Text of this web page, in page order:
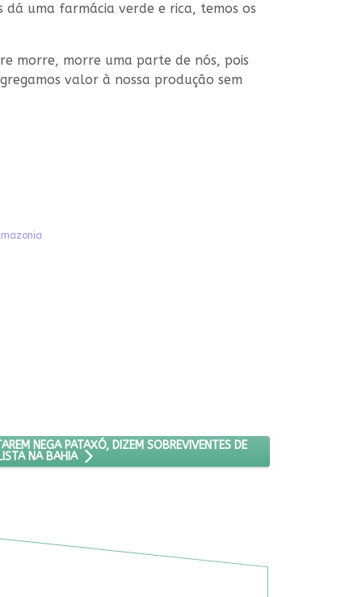
uma farmácia verde e rica, temos os
morre, morre uma parte de nós, pois
valor à nossa produção sem
MATAREM NEGA PATAXÓ, DIZEM SOBREVIVENTES DE
NEGA PATAXÓ, DIZEM SOBREVIVENTES DE
NA BAHIA